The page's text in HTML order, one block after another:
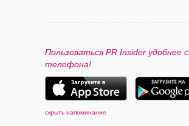
ПАРТНЕРАМ
КОНТАКТЫ
Пользоваться PR Insider удобнее с
телефона!
скрыть напоминание